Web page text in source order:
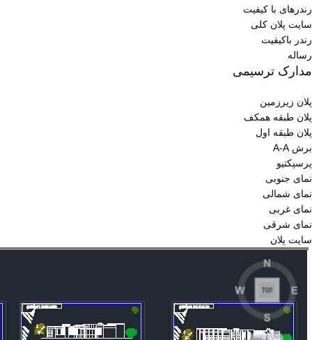
رندرهای با کیفیت
سایت پلان کلی
رندر باکیفیت
رساله
مدارک ترسیمی
پلان زیرزمین
پلان طبقه همکف
پلان طبقه اول
برش A-A
پرسپکتیو
نمای جنوبی
نمای شمالی
نمای غربی
نمای شرقی
سایت پلان